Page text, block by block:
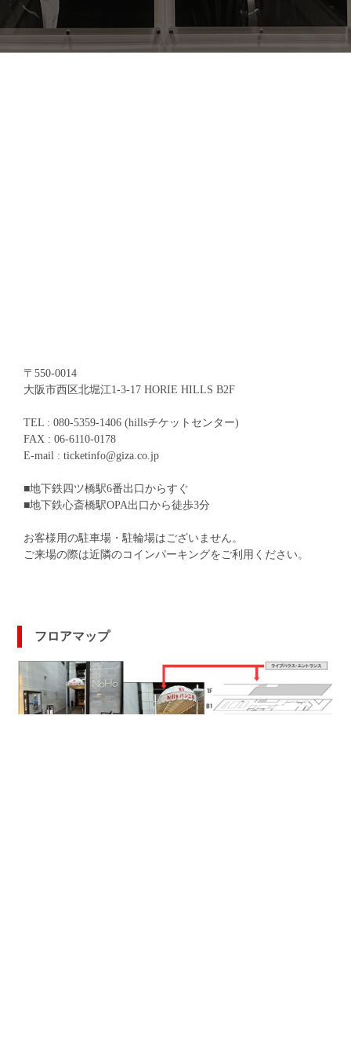
〒550-0014
大阪市西区北堀江1-3-17 HORIE HILLS B2F
TEL : 080-5359-1406 (hillsチケットセンター)
FAX : 06-6110-0178
E-mail : ticketinfo@giza.co.jp
■地下鉄四ツ橋駅6番出口からすぐ
■地下鉄心斎橋駅OPA出口から徒歩3分
お客様用の駐車場・駐輪場はございません。
ご来場の際は近隣のコインパーキングをご利用ください。
フロアマップ